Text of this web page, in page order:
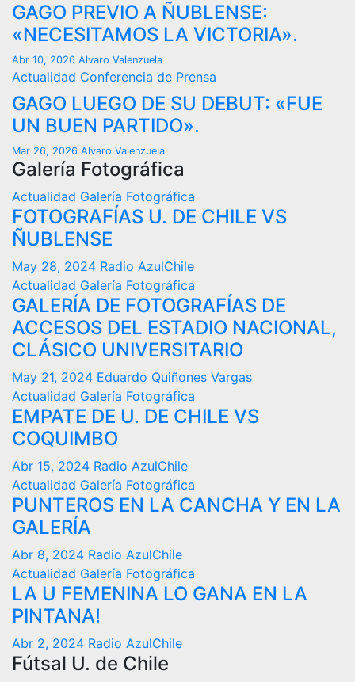
GAGO PREVIO A ÑUBLENSE:
«NECESITAMOS LA VICTORIA».
Abr 10, 2026 Alvaro Valenzuela
Actualidad Conferencia de Prensa
GAGO LUEGO DE SU DEBUT: «FUE
UN BUEN PARTIDO».
Mar 26, 2026 Alvaro Valenzuela
Galería Fotográfica
Actualidad Galería Fotográfica
FOTOGRAFÍAS U. DE CHILE VS
ÑUBLENSE
May 28, 2024 Radio AzulChile
Actualidad Galería Fotográfica
GALERÍA DE FOTOGRAFÍAS DE
ACCESOS DEL ESTADIO NACIONAL,
CLÁSICO UNIVERSITARIO
May 21, 2024 Eduardo Quiñones Vargas
Actualidad Galería Fotográfica
EMPATE DE U. DE CHILE VS
COQUIMBO
Abr 15, 2024 Radio AzulChile
Actualidad Galería Fotográfica
PUNTEROS EN LA CANCHA Y EN LA
GALERÍA
Abr 8, 2024 Radio AzulChile
Actualidad Galería Fotográfica
LA U FEMENINA LO GANA EN LA
PINTANA!
Abr 2, 2024 Radio AzulChile
Fútsal U. de Chile